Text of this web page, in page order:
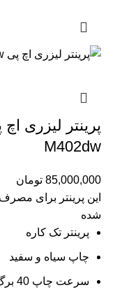
M402dw
85,000,000 تومان
این پرینتر برای
شده
پرینتر تک کاره
چاپ سیاه و سفید
سرعت چاپ 40 برگ